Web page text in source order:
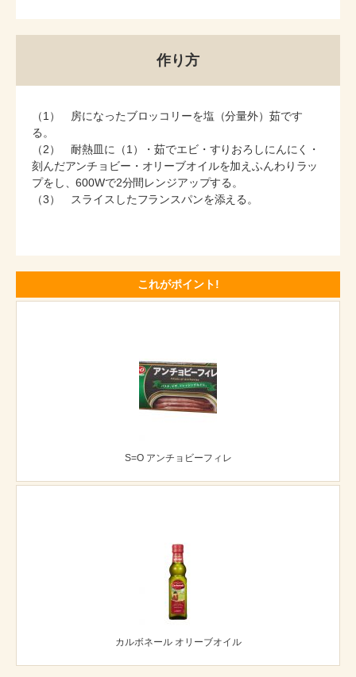
作り方
（1） 房になったブロッコリーを塩（分量外）茹です
る。
（2） 耐熱皿に（1）・茹でエビ・すりおろしにんにく・
刻んだアンチョビー・オリーブオイルを加えふんわりラッ
プをし、600Wで2分間レンジアップする。
（3） スライスしたフランスパンを添える。
これがポイント!
S=O アンチョビーフィレ
カルボネール オリーブオイル